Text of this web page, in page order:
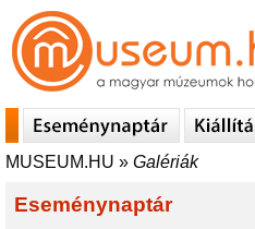
MUSEUM.HU » Galériák
Eseménynaptár